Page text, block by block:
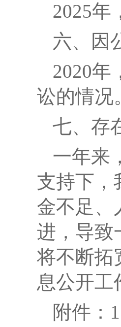
2025年
六、因
2020年
讼的情况
七、存
一年来
支持下，
金不足、
进，导致
将不断拓
息公开工
附件：